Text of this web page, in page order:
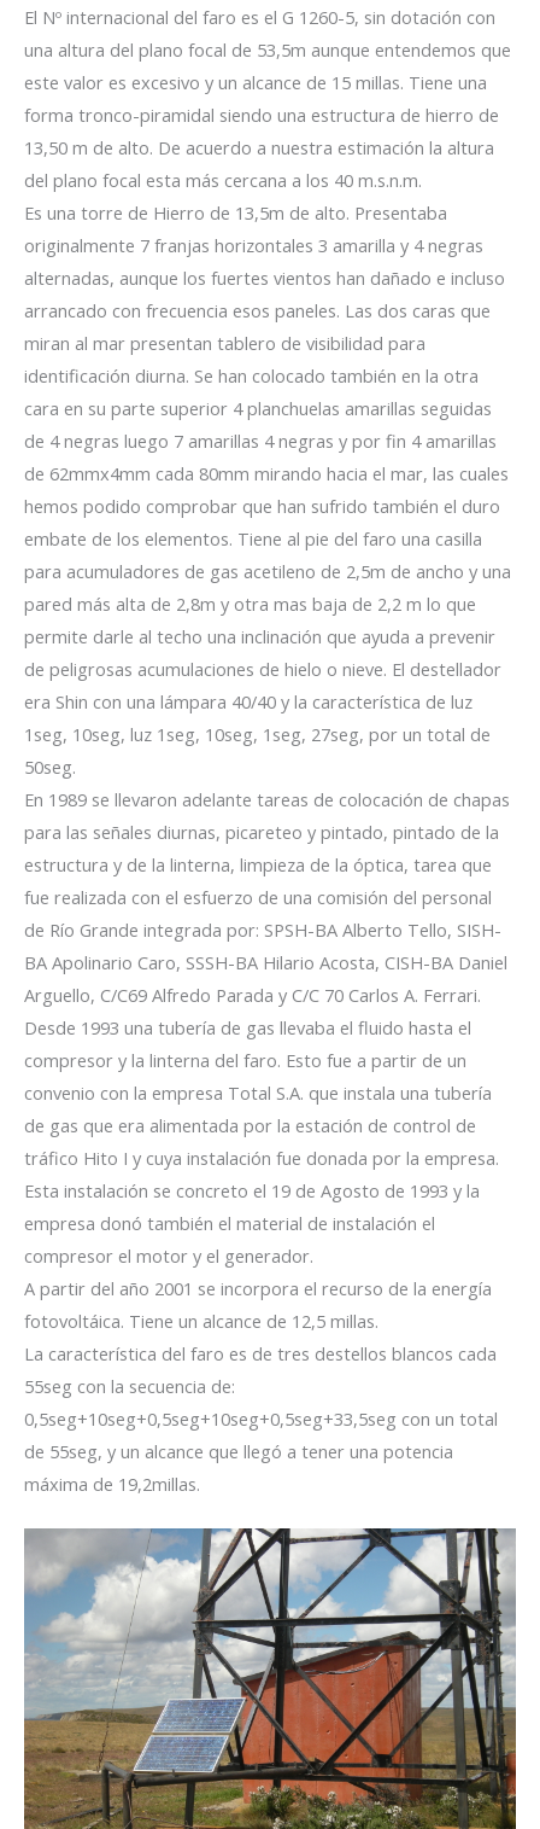
El Nº internacional del faro es el G 1260-5, sin dotación con
una altura del plano focal de 53,5m aunque entendemos que
este valor es excesivo y un alcance de 15 millas. Tiene una
forma tronco-piramidal siendo una estructura de hierro de
13,50 m de alto. De acuerdo a nuestra estimación la altura
del plano focal esta más cercana a los 40 m.s.n.m.
Es una torre de Hierro de 13,5m de alto. Presentaba
originalmente 7 franjas horizontales 3 amarilla y 4 negras
alternadas, aunque los fuertes vientos han dañado e incluso
arrancado con frecuencia esos paneles. Las dos caras que
miran al mar presentan tablero de visibilidad para
identificación diurna. Se han colocado también en la otra
cara en su parte superior 4 planchuelas amarillas seguidas
de 4 negras luego 7 amarillas 4 negras y por fin 4 amarillas
de 62mmx4mm cada 80mm mirando hacia el mar, las cuales
hemos podido comprobar que han sufrido también el duro
embate de los elementos. Tiene al pie del faro una casilla
para acumuladores de gas acetileno de 2,5m de ancho y una
pared más alta de 2,8m y otra mas baja de 2,2 m lo que
permite darle al techo una inclinación que ayuda a prevenir
de peligrosas acumulaciones de hielo o nieve. El destellador
era Shin con una lámpara 40/40 y la característica de luz
1seg, 10seg, luz 1seg, 10seg, 1seg, 27seg, por un total de
50seg.
En 1989 se llevaron adelante tareas de colocación de chapas
para las señales diurnas, picareteo y pintado, pintado de la
estructura y de la linterna, limpieza de la óptica, tarea que
fue realizada con el esfuerzo de una comisión del personal
de Río Grande integrada por: SPSH-BA Alberto Tello, SISH-
BA Apolinario Caro, SSSH-BA Hilario Acosta, CISH-BA Daniel
Arguello, C/C69 Alfredo Parada y C/C 70 Carlos A. Ferrari.
Desde 1993 una tubería de gas llevaba el fluido hasta el
compresor y la linterna del faro. Esto fue a partir de un
convenio con la empresa Total S.A. que instala una tubería
de gas que era alimentada por la estación de control de
tráfico Hito I y cuya instalación fue donada por la empresa.
Esta instalación se concreto el 19 de Agosto de 1993 y la
empresa donó también el material de instalación el
compresor el motor y el generador.
A partir del año 2001 se incorpora el recurso de la energía
fotovoltáica. Tiene un alcance de 12,5 millas.
La característica del faro es de tres destellos blancos cada
55seg con la secuencia de:
0,5seg+10seg+0,5seg+10seg+0,5seg+33,5seg con un total
de 55seg, y un alcance que llegó a tener una potencia
máxima de 19,2millas.